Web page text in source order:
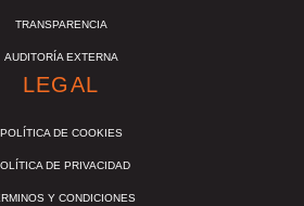
TRANSPARENCIA
AUDITORÍA EXTERNA
LEGAL
POLÍTICA DE COOKIES
DE PRIVACIDAD
Y CONDICIONES